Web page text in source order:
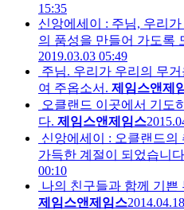
15:35
신앙에세이 : 주님, 우리
의 품성을 만들어 가도록
2019.03.03 05:49
주님. 우리가 우리의 무
여 주옵소서. 제임스앤제
오클랜드 이곳에서 기도
다. 제임스앤제임스
신앙에세이 : 오클랜드의
가득한 계절이 되었습니
00:10
나의 친구들과 함께 기쁜
제임스앤제임스